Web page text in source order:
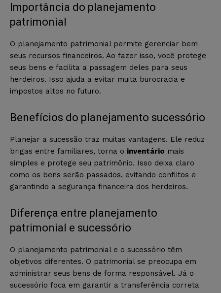
Importância do planejamento
patrimonial
O planejamento patrimonial permite gerenciar bem
seus recursos financeiros. Ao fazer isso, você protege
seus bens e facilita a passagem deles para seus
herdeiros. Isso ajuda a evitar muita burocracia e
impostos altos no futuro.
Benefícios do planejamento sucessório
Planejar a sucessão traz muitas vantagens. Ele reduz
brigas entre familiares, torna o inventário mais
simples e protege seu patrimônio. Isso deixa claro
como os bens serão passados, evitando conflitos e
garantindo a segurança financeira dos herdeiros.
Diferença entre planejamento
patrimonial e sucessório
O planejamento patrimonial e o sucessório têm
objetivos diferentes. O patrimonial se preocupa em
administrar seus bens de forma responsável. Já o
sucessório foca em garantir a transferência correta